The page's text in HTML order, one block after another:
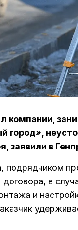
компании,
город»,
заявили в
подрядчиком
в
и